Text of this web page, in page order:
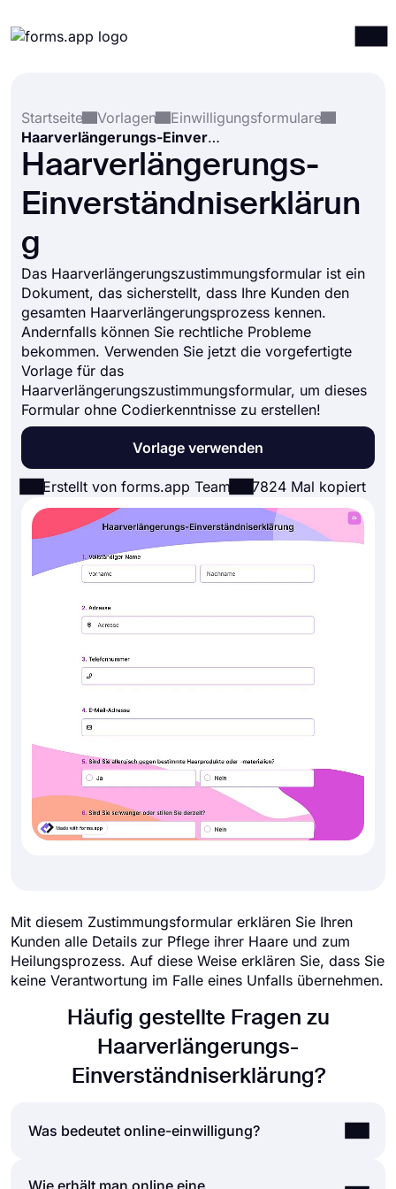
Integrationen
Vorlagen
Ressourcen
Startseite
Vorlagen
Einwilligungsformulare
Haarverlängerungs-Einverständniserklärung
Haarverlängerungs-
Einverständniserklärun
g
Das Haarverlängerungszustimmungsformular ist ein
Dokument, das sicherstellt, dass Ihre Kunden den
gesamten Haarverlängerungsprozess kennen.
Andernfalls können Sie rechtliche Probleme
bekommen. Verwenden Sie jetzt die vorgefertigte
Vorlage für das
Haarverlängerungszustimmungsformular, um dieses
Formular ohne Codierkenntnisse zu erstellen!
Vorlage verwenden
Erstellt von forms.app Team 7824 Mal kopiert
Mit diesem Zustimmungsformular erklären Sie Ihren
Kunden alle Details zur Pflege ihrer Haare und zum
Heilungsprozess. Auf diese Weise erklären Sie, dass Sie
keine Verantwortung im Falle eines Unfalls übernehmen.
Häufig gestellte Fragen zu
Haarverlängerungs-
Einverständniserklärung?
Was bedeutet online-einwilligung?
Wie erhält man online eine